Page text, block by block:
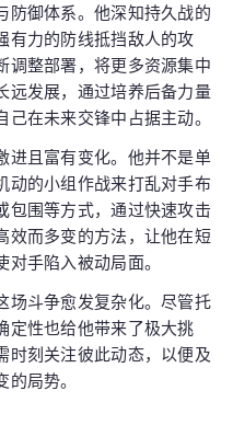
防御体系。他深知持久战的
有力的防线抵挡敌人的攻
调整部署，将更多资源集中
远发展，通过培养后备力量
在未来交锋中占据主动。
进且富有变化。他并不是单
动的小组作战来打乱对手布
包围等方式，通过快速攻击
效而多变的方法，让他在短
手陷入被动局面。
场斗争愈发复杂化。尽管托
定性也给他带来了极大挑
时刻关注彼此动态，以便及
局势。